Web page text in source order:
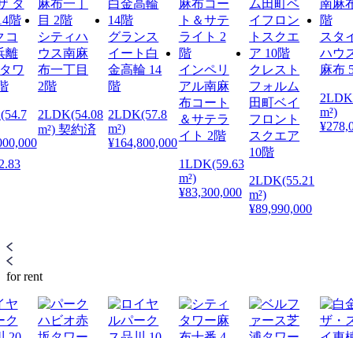
コ
離
ワ
シティハ
ウス南麻
布一丁目
2階
2LDK(54.08
m²) 契約済
グランス
イート白
金高輪 14
階
2LDK(57.8
m²)
¥164,800,000
インペリ
アル南麻
布コート
＆サテラ
イト 2階
1LDK(59.63
m²)
¥83,300,000
クレスト
フォルム
田町ベイ
フロント
スクエア
10階
2LDK(55.21
m²)
¥89,990,000
スタ
ハウ
麻布
m²)
for rent